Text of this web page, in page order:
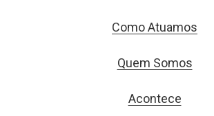
Como Atuamos
Quem Somos
Acontece